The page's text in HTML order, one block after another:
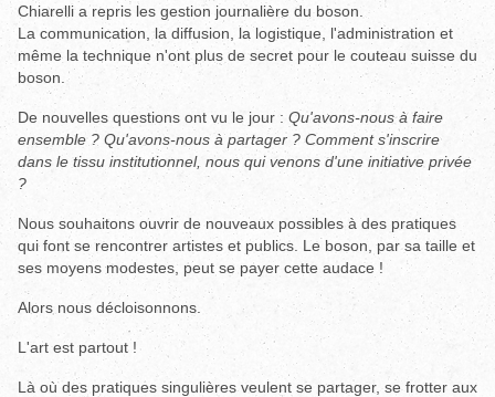
Chiarelli a repris les gestion journalière du boson.
La communication, la diffusion, la logistique, l'administration et
même la technique n'ont plus de secret pour le couteau suisse du
boson.
De nouvelles questions ont vu le jour : Qu'avons-nous à faire
ensemble ? Qu'avons-nous à partager ? Comment s'inscrire
dans le tissu institutionnel, nous qui venons d'une initiative privée
?
Nous souhaitons ouvrir de nouveaux possibles à des pratiques
qui font se rencontrer artistes et publics. Le boson, par sa taille et
ses moyens modestes, peut se payer cette audace !
Alors nous décloisonnons.
L'art est partout !
Là où des pratiques singulières veulent se partager, se frotter aux